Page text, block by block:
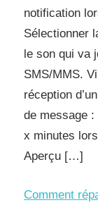
notification
Sélectionner
le son qui va
SMS/MMS.
réception
de message :
x minutes
Aperçu […]
Comment